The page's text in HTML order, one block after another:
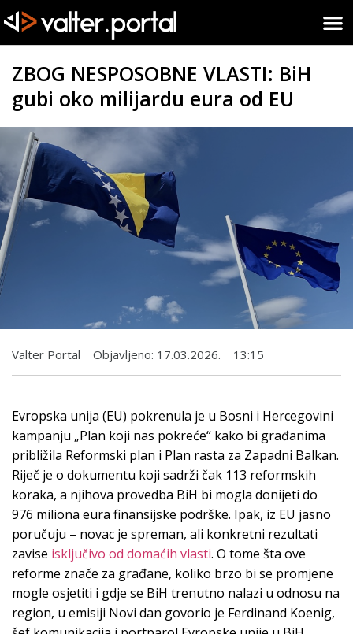
ZBOG NESPOSOBNE VLASTI: BiH
gubi oko milijardu eura od EU
Valter Portal Objavljeno: 17.03.2026. 13:15
Evropska unija (EU) pokrenula je u Bosni i Hercegovini
kampanju „Plan koji nas pokreće“ kako bi građanima
približila Reformski plan i Plan rasta za Zapadni Balkan.
Riječ je o dokumentu koji sadrži čak 113 reformskih
koraka, a njihova provedba BiH bi mogla donijeti do
976 miliona eura finansijske podrške. Ipak, iz EU jasno
poručuju – novac je spreman, ali konkretni rezultati
zavise isključivo od domaćih vlasti. O tome šta ove
reforme znače za građane, koliko brzo bi se promjene
mogle osjetiti i gdje se BiH trenutno nalazi u odnosu na
region, u emisiji Novi dan govorio je Ferdinand Koenig,